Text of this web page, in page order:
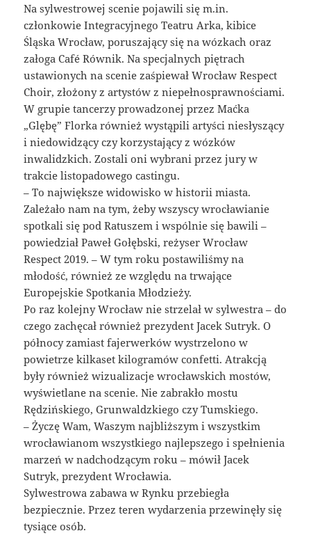
Na sylwestrowej scenie pojawili się m.in.
członkowie Integracyjnego Teatru Arka, kibice
Śląska Wrocław, poruszający się na wózkach oraz
załoga Café Równik. Na specjalnych piętrach
ustawionych na scenie zaśpiewał Wrocław Respect
Choir, złożony z artystów z niepełnosprawnościami.
W grupie tancerzy prowadzonej przez Maćka
„Glębę” Florka również wystąpili artyści niesłyszący
i niedowidzący czy korzystający z wózków
inwalidzkich. Zostali oni wybrani przez jury w
trakcie listopadowego castingu.
– To największe widowisko w historii miasta.
Zależało nam na tym, żeby wszyscy wrocławianie
spotkali się pod Ratuszem i wspólnie się bawili –
powiedział Paweł Gołębski, reżyser Wrocław
Respect 2019. – W tym roku postawiliśmy na
młodość, również ze względu na trwające
Europejskie Spotkania Młodzieży.
Po raz kolejny Wrocław nie strzelał w sylwestra – do
czego zachęcał również prezydent Jacek Sutryk. O
północy zamiast fajerwerków wystrzelono w
powietrze kilkaset kilogramów confetti. Atrakcją
były również wizualizacje wrocławskich mostów,
wyświetlane na scenie. Nie zabrakło mostu
Rędzińskiego, Grunwaldzkiego czy Tumskiego.
– Życzę Wam, Waszym najbliższym i wszystkim
wrocławianom wszystkiego najlepszego i spełnienia
marzeń w nadchodzącym roku – mówił Jacek
Sutryk, prezydent Wrocławia.
Sylwestrowa zabawa w Rynku przebiegła
bezpiecznie. Przez teren wydarzenia przewinęły się
tysiące osób.